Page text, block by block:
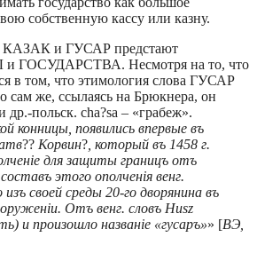
собственную кассу или казну.
КАЗАК и ГУСАР предстают
ГОСУДАРСТВА. Несмотря на то, что
в том, что этимология слова ГУСАР
же, ссылаясь на Брюкнера, он
др.-польск. cha?sa – «грабеж».
конницы, появились впервые въ
?? Корвин? , который въ 1458 г.
для защиты границъ отъ
этого ополченія венг.
своей среды 20-го дворянина въ
Отъ венг. словъ Husz
и произошло названіе «гусаръ»» [ВЭ,